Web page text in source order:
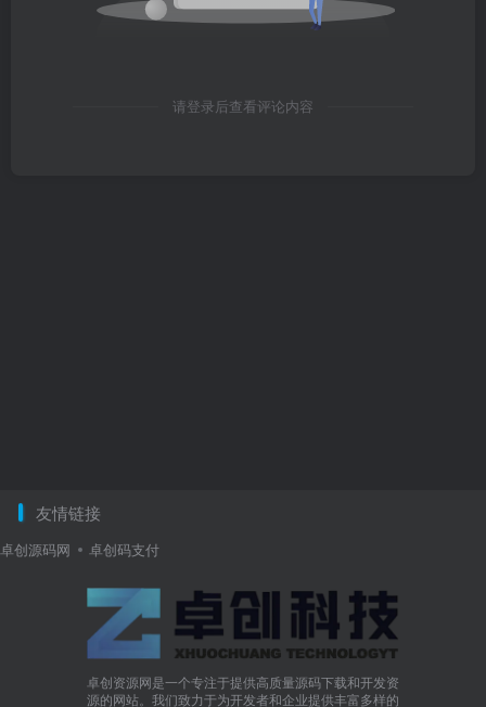
请登录后查看评论内容
友情链接
卓创源码网 卓创码支付
卓创资源网是一个专注于提供高质量源码下载和开发资
源的网站。我们致力于为开发者和企业提供丰富多样的